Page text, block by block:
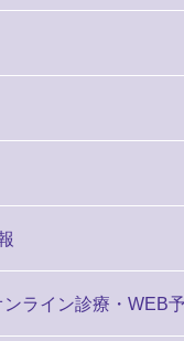
ンライン診療・WEB